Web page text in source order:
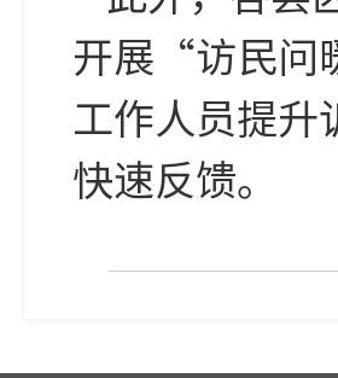
开展“访民问
工作人员提升
快速反馈。